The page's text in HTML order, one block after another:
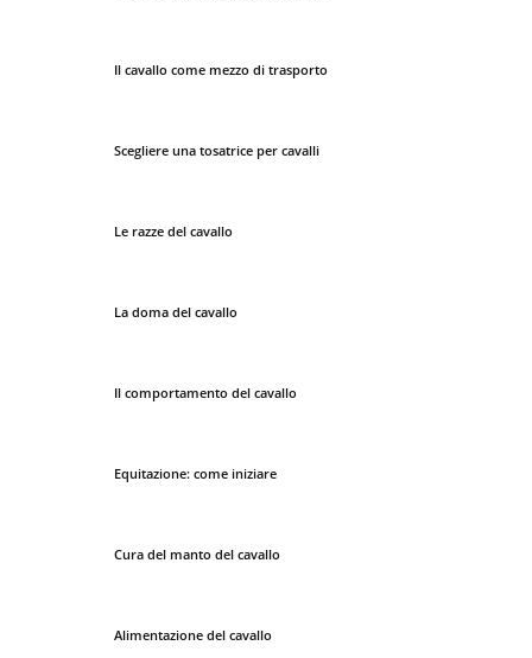
Il cavallo come mezzo di trasporto
Scegliere una tosatrice per cavalli
Le razze del cavallo
La doma del cavallo
Il comportamento del cavallo
Equitazione: come iniziare
Cura del manto del cavallo
Alimentazione del cavallo